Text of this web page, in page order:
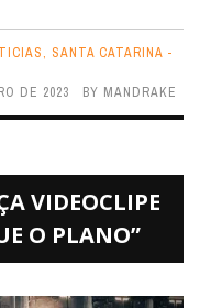
, SANTA CATARINA -
DE 2023
BY MANDRAKE
VIDEOCLIPE
O PLANO”